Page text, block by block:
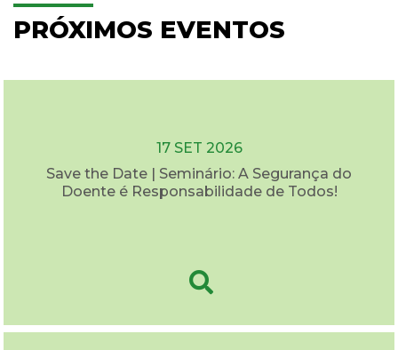
PRÓXIMOS EVENTOS
17 SET 2026
Save the Date | Seminário: A Segurança do
Doente é Responsabilidade de Todos!